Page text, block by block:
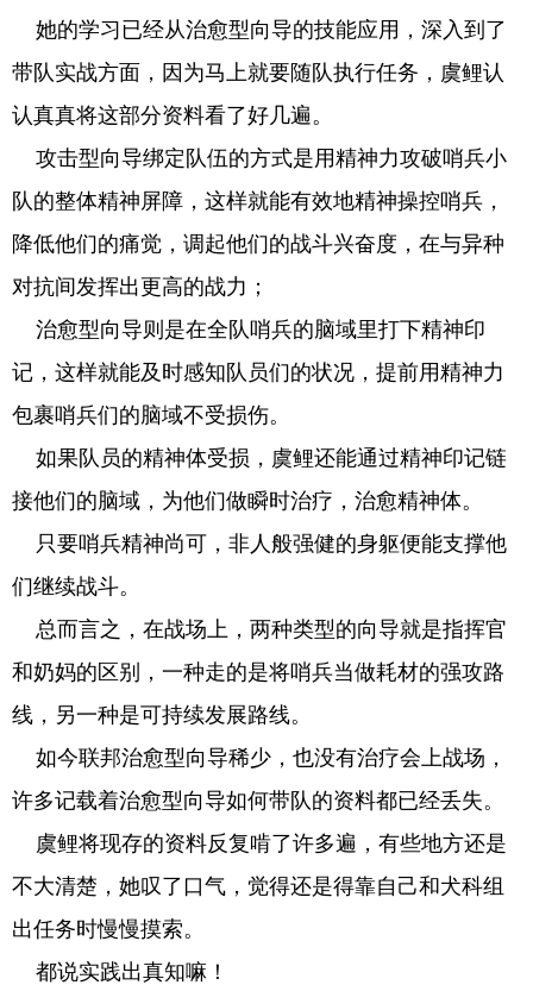
她的学习已经从治愈型向导的技能应用，深入到了
带队实战方面，因为马上就要随队执行任务，虞鲤认
认真真将这部分资料看了好几遍。
攻击型向导绑定队伍的方式是用精神力攻破哨兵小
队的整体精神屏障，这样就能有效地精神操控哨兵，
降低他们的痛觉，调起他们的战斗兴奋度，在与异种
对抗间发挥出更高的战力；
治愈型向导则是在全队哨兵的脑域里打下精神印
记，这样就能及时感知队员们的状况，提前用精神力
包裹哨兵们的脑域不受损伤。
如果队员的精神体受损，虞鲤还能通过精神印记链
接他们的脑域，为他们做瞬时治疗，治愈精神体。
只要哨兵精神尚可，非人般强健的身躯便能支撑他
们继续战斗。
总而言之，在战场上，两种类型的向导就是指挥官
和奶妈的区别，一种走的是将哨兵当做耗材的强攻路
线，另一种是可持续发展路线。
如今联邦治愈型向导稀少，也没有治疗会上战场，
许多记载着治愈型向导如何带队的资料都已经丢失。
虞鲤将现存的资料反复啃了许多遍，有些地方还是
不大清楚，她叹了口气，觉得还是得靠自己和犬科组
出任务时慢慢摸索。
都说实践出真知嘛！